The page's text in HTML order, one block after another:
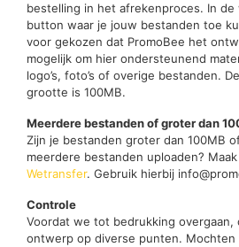
bestelling in het afrekenproces. In
button waar je jouw bestanden toe
voor gekozen dat PromoBee het
mogelijk om hier ondersteunend
logo’s, foto’s of overige bestanden.
grootte is 100MB.
Meerdere bestanden of groter dan
Zijn je bestanden groter dan 100MB
meerdere bestanden uploaden?
Wetransfer. Gebruik hierbij
Controle
Voordat we tot bedrukking
ontwerp op diverse punten. Mochten